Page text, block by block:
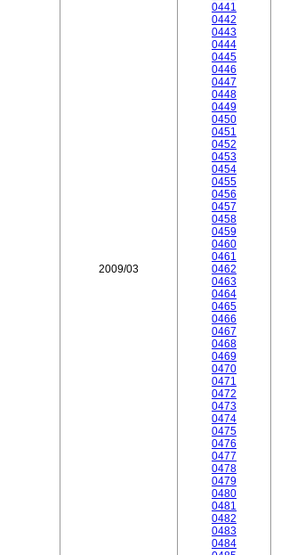
2009/03
0441
0442
0443
0444
0445
0446
0447
0448
0449
0450
0451
0452
0453
0454
0455
0456
0457
0458
0459
0460
0461
0462
0463
0464
0465
0466
0467
0468
0469
0470
0471
0472
0473
0474
0475
0476
0477
0478
0479
0480
0481
0482
0483
0484